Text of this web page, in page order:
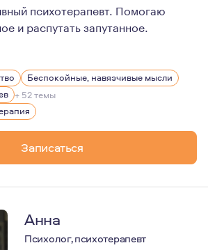
психотерапевт. Помогаю
и распутать запутанное.
мысль, что мы - это не только
Беспокойные, навязчивые мысли
+ 52 темы
Записаться
Анна
Психолог, психотерапевт